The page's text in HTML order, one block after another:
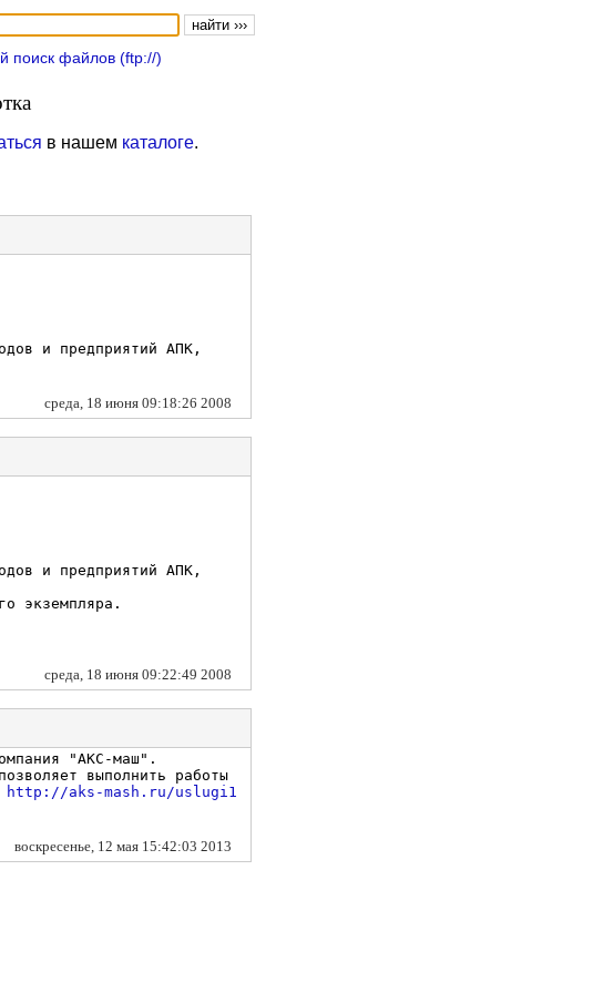
поиск файлов (ftp://)
в нашем каталоге.
и предприятий АПК,
среда, 18 июня 09:18:26 2008
и предприятий АПК,
экземпляра.
среда, 18 июня 09:22:49 2008
"АКС-маш".
выполнить работы
http://aks-mash.ru/uslugi1
воскресенье, 12 мая 15:42:03 2013